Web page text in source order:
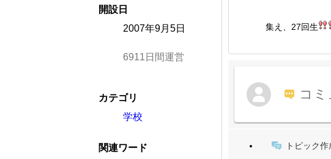
集え、27回生
コ
トピック作
開設日
2007年9月5日
6911日間運営
カテゴリ
学校
関連ワード